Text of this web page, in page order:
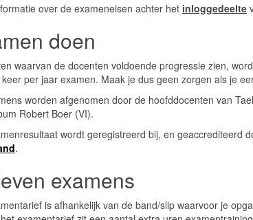
over de exameneisen achter het inloggedeelte
doen
waarvan de docenten voldoende progressie zien,
per jaar examen. Maak je dus geen zorgen als je
worden afgenomen door de hoofddocenten van
Robert Boer (VI).
wordt geregistreerd bij, en geaccrediteerd
.
examens
is afhankelijk van de band/slip waarvoor je